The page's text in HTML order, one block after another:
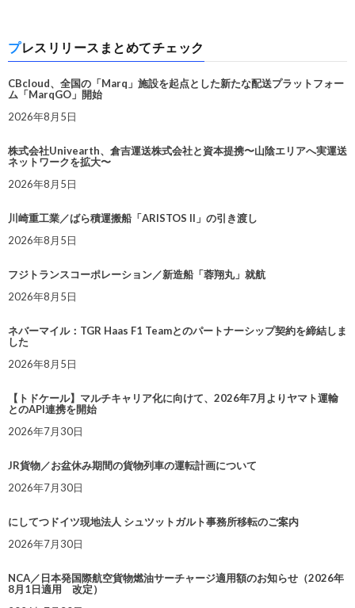
プレスリリースまとめてチェック
CBcloud、全国の「Marq」施設を起点とした新たな配送プラットフォー
ム「MarqGO」開始
2026年8月5日
株式会社Univearth、倉吉運送株式会社と資本提携〜山陰エリアへ実運送
ネットワークを拡大〜
2026年8月5日
川崎重工業／ばら積運搬船「ARISTOS II」の引き渡し
2026年8月5日
フジトランスコーポレーション／新造船「蓉翔丸」就航
2026年8月5日
ネバーマイル：TGR Haas F1 Teamとのパートナーシップ契約を締結しま
した
2026年8月5日
【トドケール】マルチキャリア化に向けて、2026年7月よりヤマト運輸
とのAPI連携を開始
2026年7月30日
JR貨物／お盆休み期間の貨物列車の運転計画について
2026年7月30日
にしてつドイツ現地法人 シュツットガルト事務所移転のご案内
2026年7月30日
NCA／日本発国際航空貨物燃油サーチャージ適用額のお知らせ（2026年
8月1日適用 改定）